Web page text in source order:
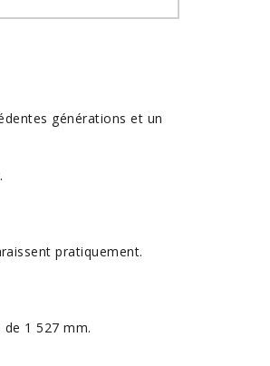
générations et un
pratiquement.
1 527 mm.